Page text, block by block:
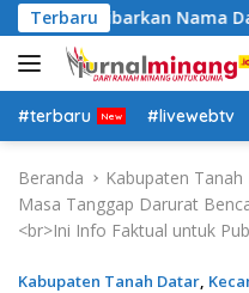
a
g
u
Terbaru
Siap Kibarkan Nama
#terbaru #livewebtv
Beranda Kabupaten
Masa Tanggap Darurat
<br>Ini Info Faktual untuk
Kabupaten Tanah Datar,